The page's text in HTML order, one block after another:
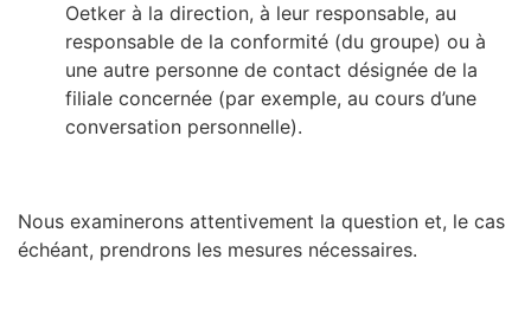
Oetker à la direction, à leur responsable, au
responsable de la conformité (du groupe) ou à
une autre personne de contact désignée de la
filiale concernée (par exemple, au cours d’une
conversation personnelle).
Nous examinerons attentivement la question et, le cas
échéant, prendrons les mesures nécessaires.